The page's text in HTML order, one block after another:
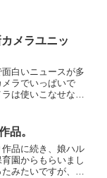
メラユニッ
白いニュースが多
ラでいっぱいで
は使いこなせない
メラと焦点距離がか
れ...
品。
品に続き、娘ハル
園からもらいまし
みたいですが、そ